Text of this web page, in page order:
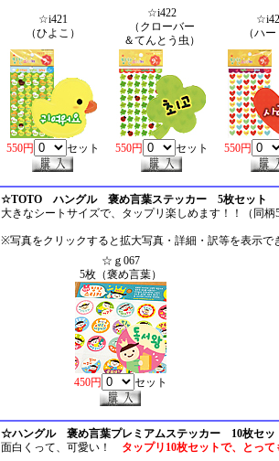
☆i421
（ひよこ）
☆i422
（クローバー
＆てんとう虫）
（ハ
550円 セット 550円 セット 550円
☆TOTO ハングル 褒め言葉ステッカー 5枚セット
大きなシートサイズで、タップリ楽しめます！！
（同
※写真をクリックすると拡大写真・詳細・訳等を表示で
☆ｇ067
5枚（褒め言葉）
450円 セット
☆ハングル 褒め言葉プレミアムステッカー 10枚セッ
面白くって、可愛い！ タップリ10枚セットで、とっ